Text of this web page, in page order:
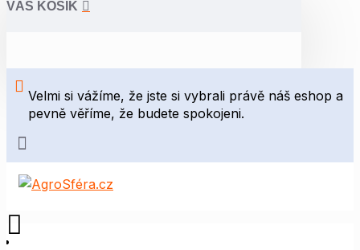
VÁŠ KOŠÍK
Velmi si vážíme, že jste si vybrali právě náš eshop a
pevně věříme, že budete spokojeni.